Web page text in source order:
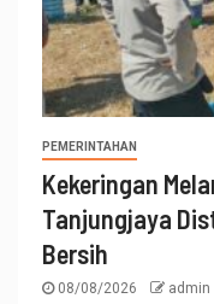
PEMERINTAHAN
Kekeringan
Tanjungjaya
Bersih
08/08/2026 admin